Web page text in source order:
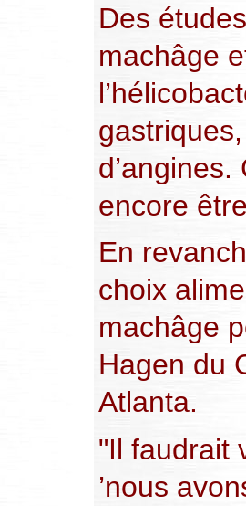
Des
machâge
encore
En
choix
machâge
Hagen du
Atlanta.
"Il faudrait
’nous